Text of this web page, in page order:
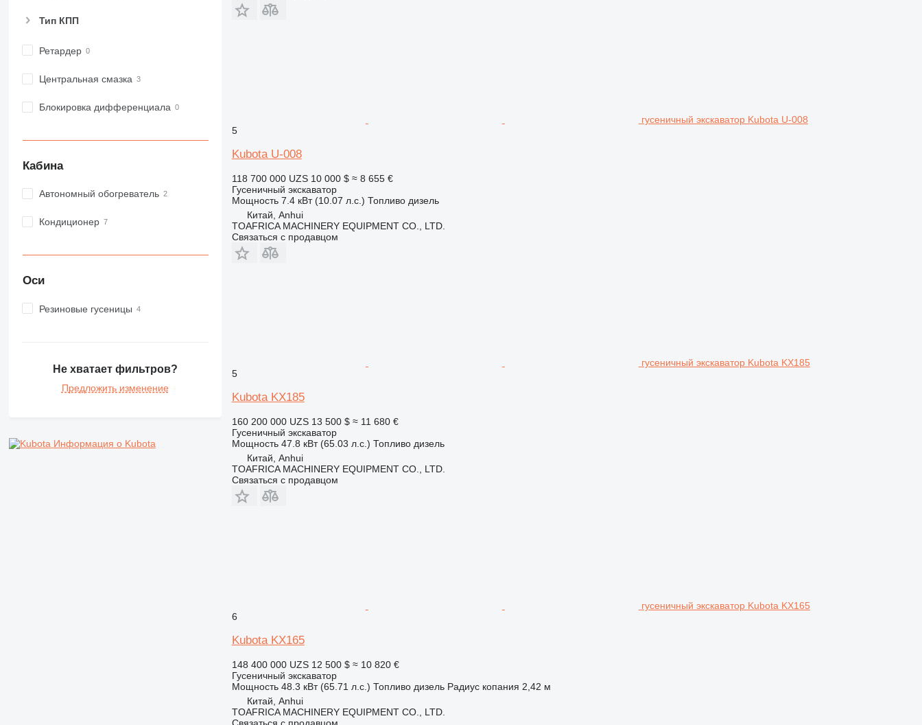
Тип КПП
Ретардер
Центральная смазка
Блокировка дифференциала
Кабина
Автономный обогреватель
Кондиционер
Оси
Резиновые гусеницы
Не хватает фильтров?
Предложить изменение
Информация о Kubota
гусеничный экскаватор Kubota U-008
5
Kubota U-008
118 700 000 UZS 10 000 $ ≈ 8 655 €
Гусеничный экскаватор
Мощность 7.4 кВт (10.07 л.с.) Топливо дизель
Китай, Anhui
TOAFRICA MACHINERY EQUIPMENT CO., LTD.
Связаться с продавцом
гусеничный экскаватор Kubota KX185
5
Kubota KX185
160 200 000 UZS 13 500 $ ≈ 11 680 €
Гусеничный экскаватор
Мощность 47.8 кВт (65.03 л.с.) Топливо дизель
Китай, Anhui
TOAFRICA MACHINERY EQUIPMENT CO., LTD.
Связаться с продавцом
гусеничный экскаватор Kubota KX165
6
Kubota KX165
148 400 000 UZS 12 500 $ ≈ 10 820 €
Гусеничный экскаватор
Мощность 48.3 кВт (65.71 л.с.) Топливо дизель Радиус копания 2,42 м
Китай, Anhui
TOAFRICA MACHINERY EQUIPMENT CO., LTD.